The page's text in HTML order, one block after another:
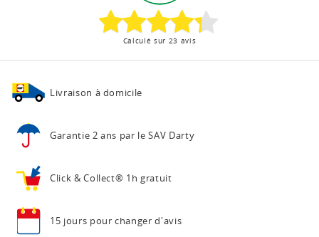
Calculé sur 23 avis
Livraison à domicile
Garantie 2 ans par le SAV Darty
Click & Collect® 1h gratuit
15 jours pour changer d'avis